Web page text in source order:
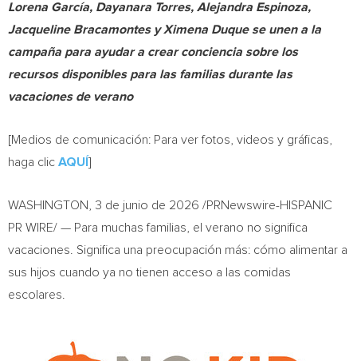
Lorena García, Dayanara Torres, Alejandra Espinoza,
Jacqueline Bracamontes y Ximena Duque se unen a la
campaña para ayudar a crear conciencia sobre los
recursos disponibles para las familias durante las
vacaciones de verano
[Medios de comunicación: Para ver fotos, videos y gráficas,
haga clic AQUÍ ]
WASHINGTON 3 de junio de 2026 /PRNewswire-HISPANIC
PR WIRE/ — Para muchas familias, el verano no significa
vacaciones. Significa una preocupación más: cómo alimentar a
sus hijos cuando ya no tienen acceso a las comidas
escolares.